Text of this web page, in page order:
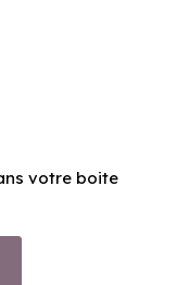
votre boite